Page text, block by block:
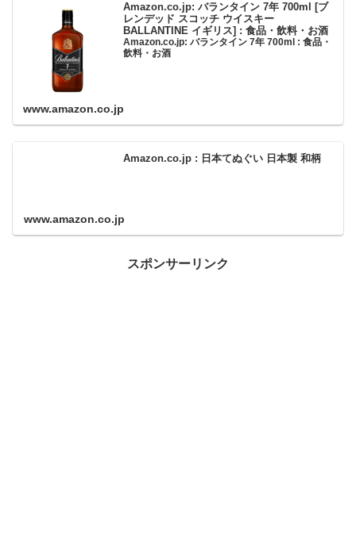
Amazon.co.jp: バランタイン 7年 700ml [ブ
レンデッド スコッチ ウイスキー
BALLANTINE イギリス] : 食品・飲料・お酒
Amazon.co.jp: バランタイン 7年 700ml : 食品・
飲料・お酒
www.amazon.co.jp
Amazon.co.jp : 日本てぬぐい 日本製 和柄
www.amazon.co.jp
スポンサーリンク